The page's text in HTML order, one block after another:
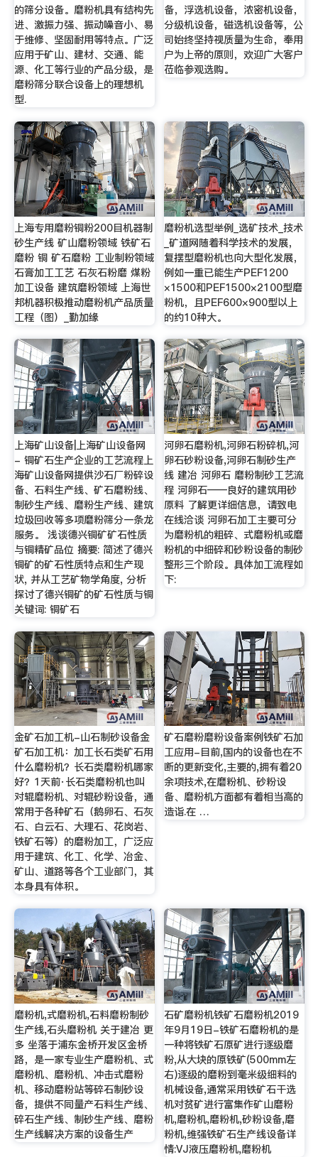
的筛分设备。磨粉机具有结构先
进、激振力强、振动噪音小、易
于维修、坚固耐用等特点。广泛
应用于矿山、建材、交通、能
源、化工等行业的产品分级，是
磨粉筛分联合设备上的理想机
型.
备，浮选机设备，浓密机设备，
分级机设备，磁选机设备等，公
司始终坚持视质量为生命，奉用
户为上帝的原则，欢迎广大客户
莅临参观选购。
上海专用磨粉铜粉200目机器制
砂生产线 矿山磨粉领域 铁矿石
磨粉 铜 矿石磨粉 工业制粉领域
石膏加工工艺 石灰石粉磨 煤粉
加工设备 建筑磨粉领域 上海世
邦机器积极推动磨粉机产品质量
工程（图）_勤加缘
磨粉机选型举例_选矿技术_技术
_矿道网随着科学技术的发展，
复摆型磨粉机也向大型化发展，
例如一重已能生产PEF1200
×1500和PEF1500×2100型磨
粉机，且PEF600×900型以上
的约10种大。
上海矿山设备|上海矿山设备网
- 铜矿石生产企业的工艺流程上
海矿山设备网提供沙石厂粉碎设
备、石料生产线、矿石磨粉线、
制砂生产线、磨粉生产线、建筑
垃圾回收等多项磨粉筛分一条龙
服务。 浅谈德兴铜矿矿石性质
与铜精矿品位 摘要: 简述了德兴
铜矿的矿石性质特点和生产现
状, 并从工艺矿物学角度, 分析
探讨了德兴铜矿的矿石性质与铜
关键词: 铜矿石
河卵石磨粉机,河卵石粉碎机,河
卵石砂粉设备,河卵石制砂生产
线 建冶 河卵石 磨粉制砂工艺流
程 河卵石——良好的建筑用砂
原料 了解更详细信息，请致电
在线洽谈 河卵石加工主要可分
为磨粉机的粗碎、式磨粉机或磨
粉机的中细碎和砂粉设备的制砂
整形三个阶段。具体加工流程如
下:
金矿石加工机-山石制砂设备金
矿石加工机：加工长石类矿石用
什么磨粉机？长石类磨粉机哪家
好？1天前·长石类磨粉机也叫
对辊磨粉机、对辊砂粉设备，通
常用于各种矿石（鹅卵石、石灰
石、白云石、大理石、花岗岩、
铁矿石等）的磨粉加工，广泛应
用于建筑、化工、化学、冶金、
矿山、道路等各个工业部门，其
本身具有体积。
矿石磨粉磨粉设备案例铁矿石加
工应用-目前,国内的设备也在不
断的更新变化,主要的,拥有着20
余项技术,在磨粉机、砂粉设
备、磨粉机方面都有着相当高的
造诣.在 …
磨粉机,式磨粉机,石料磨粉制砂
生产线,石头磨粉机 关于建冶 更
多 坐落于浦东金桥开发区金桥
路，是一家专业生产磨粉机、式
磨粉机、磨粉机、冲击式磨粉
机、移动磨粉站等碎石制砂设
备，提供不同量产石料生产线、
碎石生产线、制砂生产线、磨粉
生产线解决方案的设备生产
石矿磨粉机铁矿石磨粉机2019
年9月19日-铁矿石磨粉机的是
一种将铁矿石原矿进行逐级磨
粉,从大块的原铁矿(500mm左
右)逐级的磨粉到毫米级细料的
机械设备,通常采用铁矿石干选
机对贫矿进行富集作矿山磨粉
机,磨粉机,磨粉机,砂粉设备,磨
粉机,维强铁矿石生产线设备详
情:VJ液压磨粉机,磨粉机